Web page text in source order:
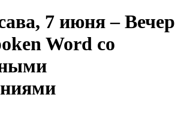
7 июня – Вечер
Word со